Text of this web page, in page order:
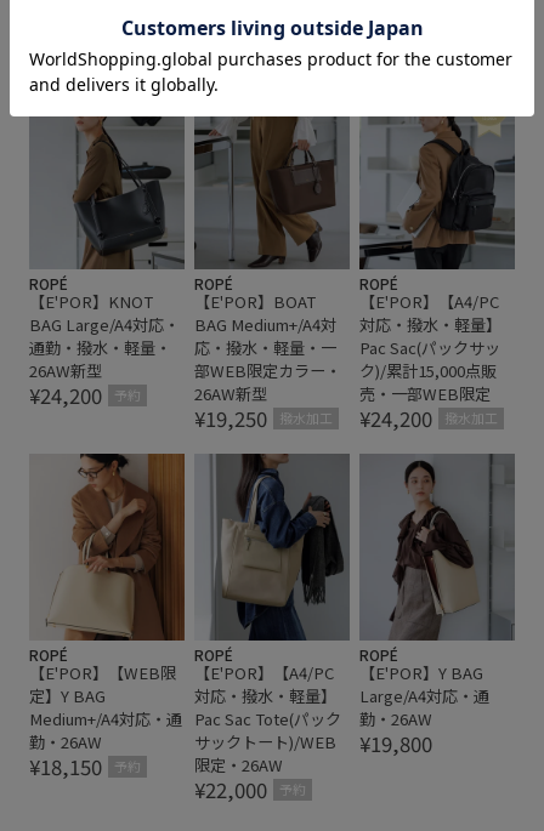
デイリー使い ナイロン バッグ ベルト
マルチに活躍 上品 型崩れしにくい
夏の機能素材アイテム 大容量 快適 撥水加工
撥水性 撥水素材 通勤バッグ 高級感
E'POR Largeサイズ
ROPÉ
【E'POR】KNOT
BAG Large/A4対応・
通勤・撥水・軽量・
26AW新型
¥24,200 予約
ROPÉ
【E'POR】BOAT
BAG Medium+/A4対
応・撥水・軽量・一
部WEB限定カラー・
26AW新型
¥19,250 撥水加工
ROPÉ
【E'POR】【A4/PC
対応・撥水・軽量】
Pac Sac(パックサッ
ク)/累計15,000点販
売・一部WEB限定
¥24,200 撥水加工
ROPÉ
【E'POR】【WEB限
定】Y BAG
Medium+/A4対応・通
勤・26AW
¥18,150 予約
ROPÉ
【E'POR】【A4/PC
対応・撥水・軽量】
Pac Sac Tote(パック
サックトート)/WEB
限定・26AW
¥22,000 予約
ROPÉ
【E'POR】Y BAG
Large/A4対応・通
勤・26AW
¥19,800